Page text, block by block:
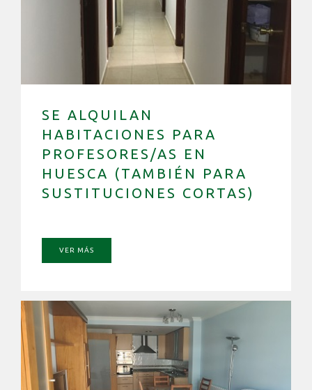
SE ALQUILAN
HABITACIONES PARA
PROFESORES/AS EN
HUESCA (TAMBIÉN PARA
SUSTITUCIONES CORTAS)
VER MÁS